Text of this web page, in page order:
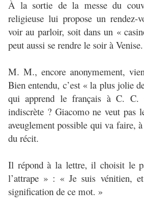
À la sortie de la messe du
religieuse lui propose un
voir au parloir, soit dans un «
peut aussi se rendre le soir à Venise.
M. M., encore anonymement,
Bien entendu, c’est « la plus jolie
qui apprend le français à C. C.
indiscrète ? Giacomo ne veut pas
aveuglement possible qui va faire,
du récit.
Il répond à la lettre, il choisit le
l’attrape » : « Je suis vénitien,
signification de ce mot. »